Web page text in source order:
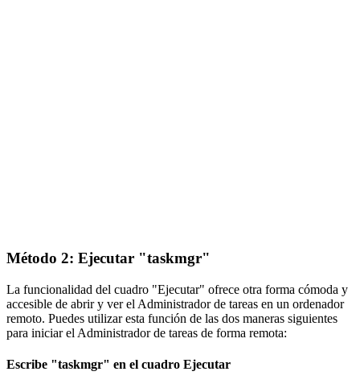
Método 2: Ejecutar "taskmgr"
La funcionalidad del cuadro "Ejecutar" ofrece otra forma cómoda y
accesible de abrir y ver el Administrador de tareas en un ordenador
remoto. Puedes utilizar esta función de las dos maneras siguientes
para iniciar el Administrador de tareas de forma remota:
Escribe "taskmgr" en el cuadro Ejecutar